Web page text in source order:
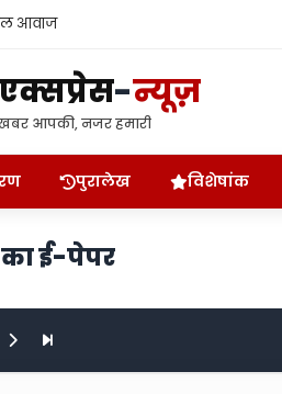
आवाज
-न्यूज़
आपकी, नजर हमारी
पुरालेख विशेषांक
ई-पेपर